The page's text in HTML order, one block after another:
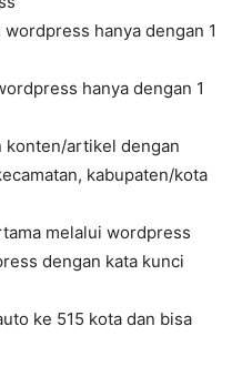
hanya dengan 1
hanya dengan 1
konten/artikel dengan
kabupaten/kota
melalui wordpress
dengan kata kunci
ke 515 kota dan bisa